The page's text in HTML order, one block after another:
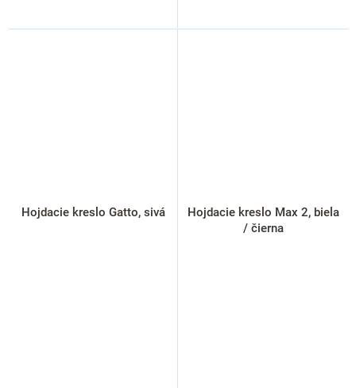
Hojdacie kreslo Gatto, sivá
Hojdacie kreslo Max 2, biela
/ čierna